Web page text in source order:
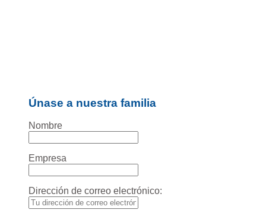
Únase a nuestra familia
Nombre
Empresa
Dirección de correo electrónico: